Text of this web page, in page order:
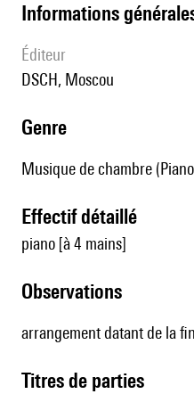
informations
éditeur
DSCH, Moscou
genre
Musique de chambre
effectif détaillé
piano [à 4 mains]
observations
arrangement datant de la
Titres de parties